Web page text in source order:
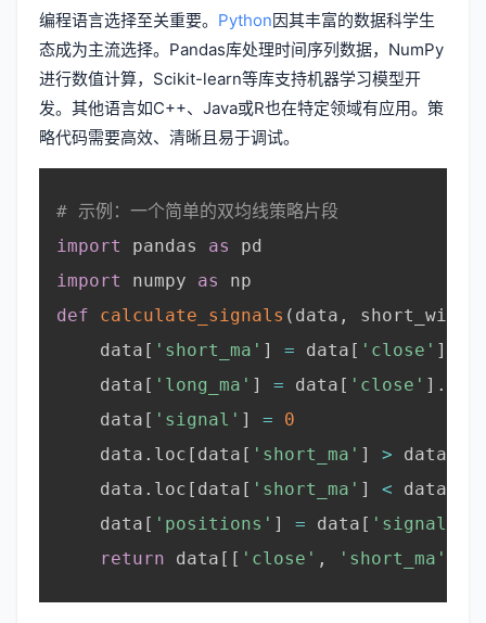
编程语言选择至关重要。 Python因其丰富的数据科学生
态成为主流选择。Pandas库处理时间序列数据，NumPy
进行数值计算，Scikit-learn等库支持机器学习模型开
发。其他语言如C++、Java或R也在特定领域有应用。策
略代码需要高效、清晰且易于调试。
# 示例：一个简单的双均线策略片段
import
pandas as
pd
import
numpy as
np
def
calculate_signals ( data ,
    data
[ 'short_ma' ] = data [ 'close' ]
    data
[ 'long_ma' ] = data [ 'close' ] .
    data
[ 'signal' ] =
0
    data
. loc [ data [ 'short_ma' ] > data
    data
. loc [ data [ 'short_ma' ] < data
    data
[ 'positions' ] = data [ 'signal'
return data [ [ 'close' , 'short_ma'